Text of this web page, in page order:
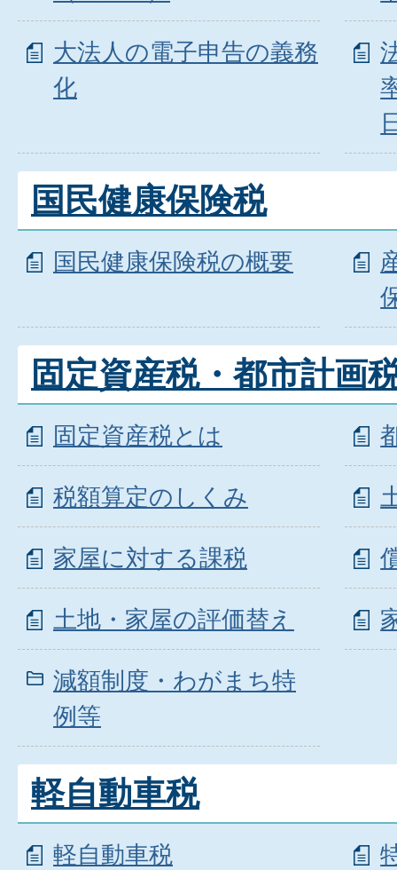
大法人の電子申告の義務
化
国民健康保険税
国民健康保険税の概要
固定資産税・都市計画
固定資産税とは
税額算定のしくみ
家屋に対する課税
土地・家屋の評価替え
減額制度・わがまち特
例等
軽自動車税
軽自動車税